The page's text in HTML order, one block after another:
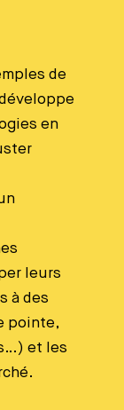
de
en
leurs
à des
pointe,
et les